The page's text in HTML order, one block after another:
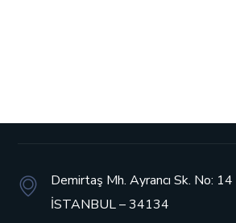
Demirtaş Mh. Ayrancı Sk. No: 14
İSTANBUL – 34134